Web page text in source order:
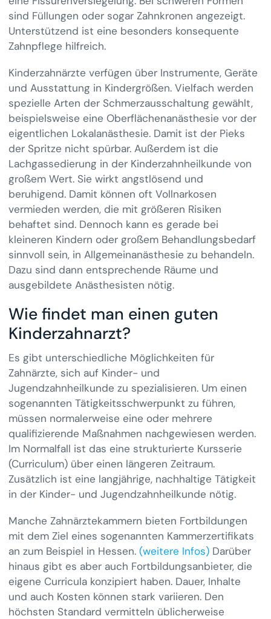
sind Füllungen oder sogar Zahnkronen angezeigt.
Unterstützend ist eine besonders konsequente
Zahnpflege hilfreich.
Kinderzahnärzte verfügen über Instrumente, Geräte
und Ausstattung in Kindergrößen. Vielfach werden
spezielle Arten der Schmerzausschaltung gewählt,
beispielsweise eine Oberflächenanästhesie vor der
eigentlichen Lokalanästhesie. Damit ist der Pieks
der Spritze nicht spürbar. Außerdem ist die
Lachgassedierung in der Kinderzahnheilkunde von
großem Wert. Sie wirkt angstlösend und
beruhigend. Damit können oft Vollnarkosen
vermieden werden, die mit größeren Risiken
behaftet sind. Dennoch kann es gerade bei
kleineren Kindern oder großem Behandlungsbedarf
sinnvoll sein, in Allgemeinanästhesie zu behandeln.
Dazu sind dann entsprechende Räume und
ausgebildete Anästhesisten nötig.
Wie findet man einen guten
Kinderzahnarzt?
Es gibt unterschiedliche Möglichkeiten für
Zahnärzte, sich auf Kinder- und
Jugendzahnheilkunde zu spezialisieren. Um einen
sogenannten Tätigkeitsschwerpunkt zu führen,
müssen normalerweise eine oder mehrere
qualifizierende Maßnahmen nachgewiesen werden.
Im Normalfall ist das eine strukturierte Kursserie
(Curriculum) über einen längeren Zeitraum.
Zusätzlich ist eine langjährige, nachhaltige Tätigkeit
in der Kinder- und Jugendzahnheilkunde nötig.
Manche Zahnärztekammern bieten Fortbildungen
mit dem Ziel eines sogenannten Kammerzertifikats
an zum Beispiel in Hessen.(weitere Infos) Darüber
hinaus gibt es aber auch Fortbildungsanbieter, die
eigene Curricula konzipiert haben. Dauer, Inhalte
und auch Kosten können stark variieren. Den
höchsten Standard vermitteln üblicherweise